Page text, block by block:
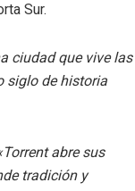
Sur.
ciudad que vive las
siglo de historia
abre sus
tradición y